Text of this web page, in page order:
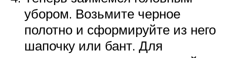
убором. Возьмите черное
полотно и сформируйте из него
шапочку или бант. Для